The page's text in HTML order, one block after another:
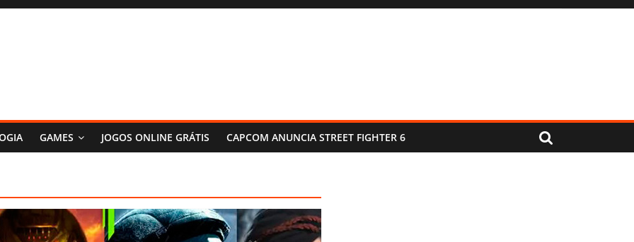
GAMES JOGOS ONLINE GRÁTIS CAPCOM ANUNCIA STREET FIGHTER 6